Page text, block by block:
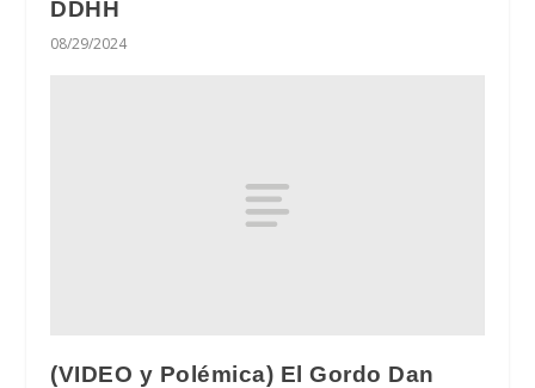
DDHH
08/29/2024
(VIDEO y Polémica) El Gordo Dan